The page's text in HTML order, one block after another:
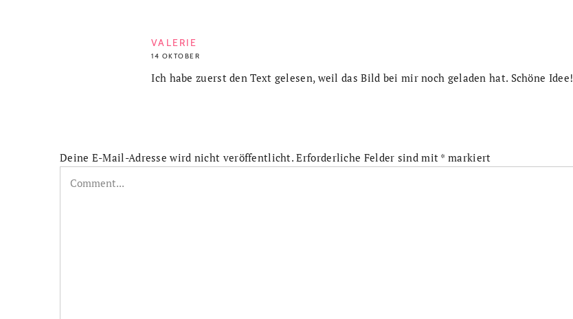
VALERIE
14 OKTOBER
Ich habe zuerst den Text gelesen, weil das Bild bei mir noch geladen hat. Schöne Idee!
Deine E-Mail-Adresse wird nicht veröffentlicht. Erforderliche Felder sind mit * markiert